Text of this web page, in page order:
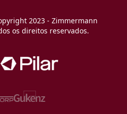
2023 - Zimmermann
os direitos reservados.